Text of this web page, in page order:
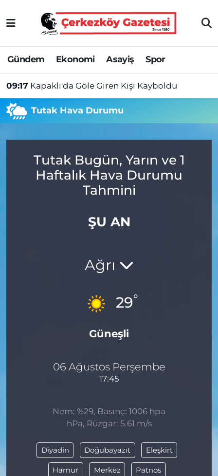
Gündem Ekonomi Asayiş Spor
09:17 Kapaklı'da Göle Giren Kişi Kayboldu
Tutak Hava Durumu
Tutak Bugün, Yarın ve 1
Haftalık Hava Durumu
Tahmini
ŞU AN
Ağrı
29°
Güneşli
06 Ağustos Perşembe
17:45
Nem: %29, Basınç: 1006 hpa
hPa, Rüzgar: 5.61 m/s
Diyadin Doğubayazıt Eleşkirt
Hamur Merkez Patnos
Asayiş
Ekonomi
Gündem
Haber
Manşet
Topluluk Kuralları
Tekirdağ Nöbetçi Eczaneler
Tekirdağ Hava Durumu
Tekirdağ Namaz Vakitleri
Tekirdağ Trafik Yoğunluk Haritası
Tüm Manşetler
Son Dakika Haberleri